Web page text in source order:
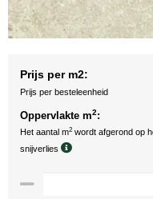
Prijs per m2:
Prijs per besteleenheid
Oppervlakte m2:
Het aantal m2 wordt afgerond op
snijverlies